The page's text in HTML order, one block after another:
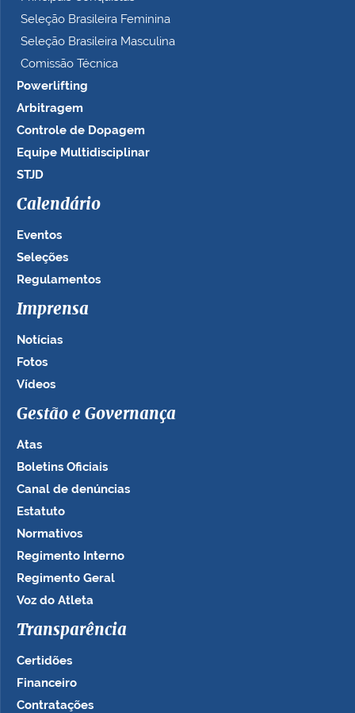
Seleção Brasileira Feminina
Seleção Brasileira Masculina
Comissão Técnica
Powerlifting
Arbitragem
Controle de Dopagem
Equipe Multidisciplinar
STJD
Calendário
Eventos
Seleções
Regulamentos
Imprensa
Notícias
Fotos
Vídeos
Gestão e Governança
Atas
Boletins Oficiais
Canal de denúncias
Estatuto
Normativos
Regimento Interno
Regimento Geral
Voz do Atleta
Transparência
Certidões
Financeiro
Contratações